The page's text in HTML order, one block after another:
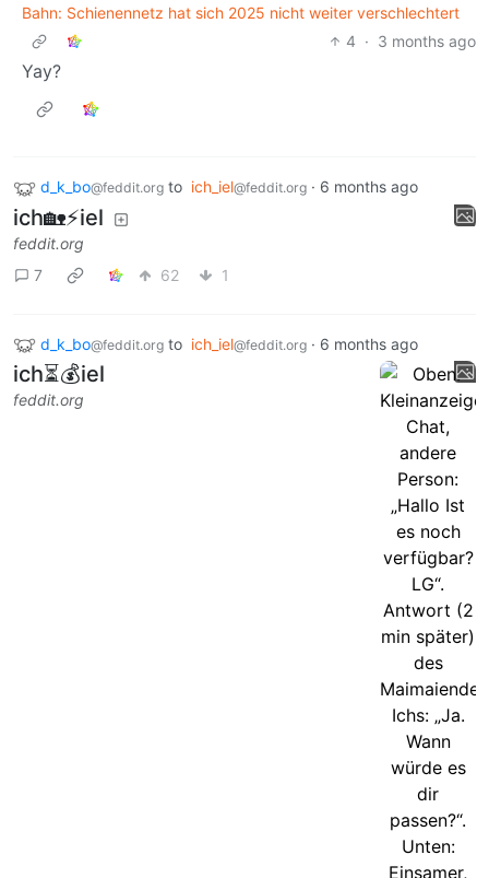
Bahn: Schienennetz hat sich 2025 nicht weiter verschlechtert
4 · 3 months ago
Yay?
d_k_bo@feddit.org to ich_iel@feddit.org · 6 months ago
ich🏡⚡iel
feddit.org
7
62 1
d_k_bo@feddit.org to ich_iel@feddit.org · 6 months ago
ich⏳💰iel
feddit.org